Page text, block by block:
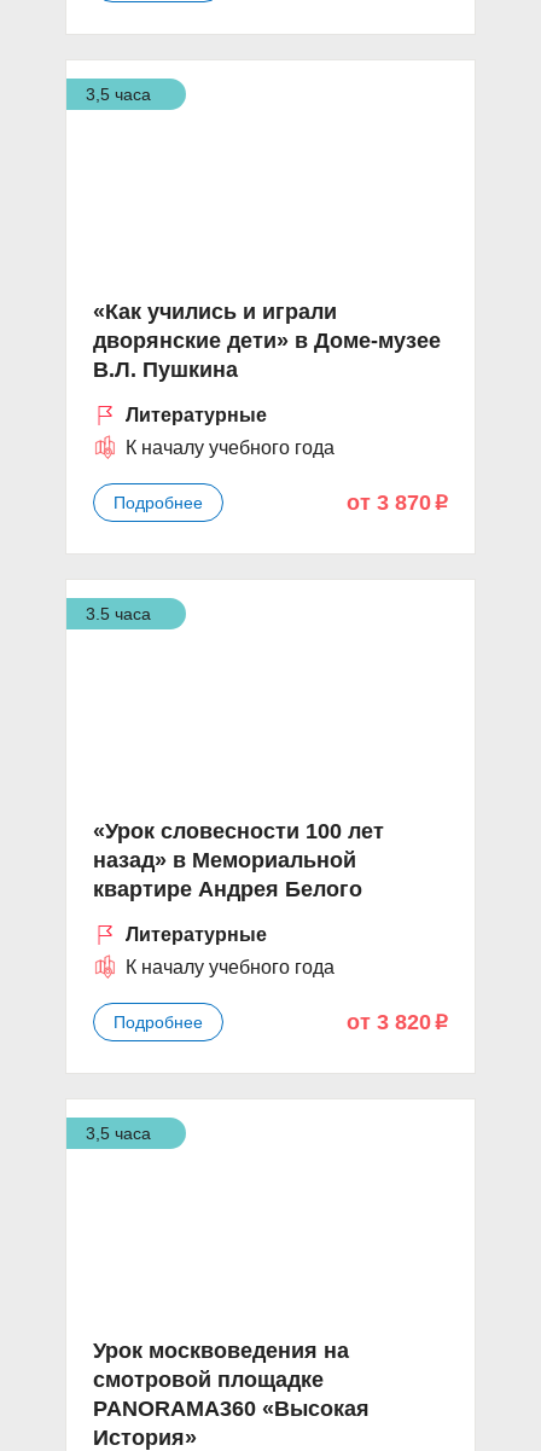
3,5 часа
«Как учились и играли
дворянские дети» в Доме-музее
В.Л. Пушкина
Литературные
К началу учебного года
Подробнее от 3 870 p
3.5 часа
«Урок словесности 100 лет
назад» в Мемориальной
квартире Андрея Белого
Литературные
К началу учебного года
Подробнее от 3 820 p
3,5 часа
Урок москвоведения на
смотровой площадке
PANORAMA360 «Высокая
История»